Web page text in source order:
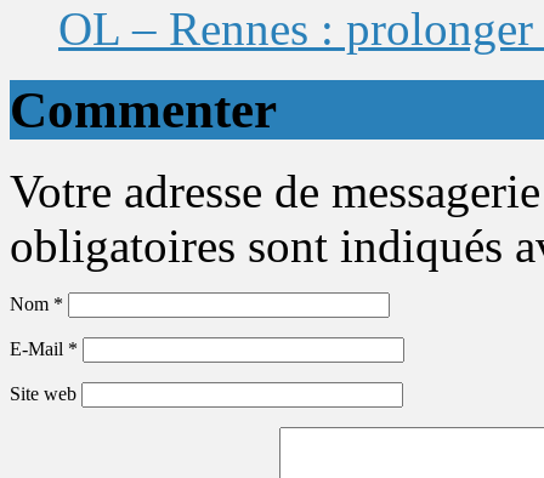
OL – Rennes :
Commenter
Votre adresse de
obligatoires sont indiqués
Nom *
E-Mail *
Site web